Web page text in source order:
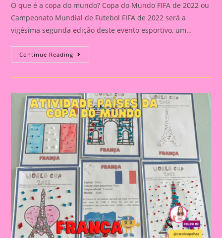
O que é a copa do mundo? Copa do Mundo FIFA de 2022 ou
Campeonato Mundial de Futebol FIFA de 2022 será a
vigésima segunda edição deste evento esportivo, um…
Continue Reading Conhecendo
Os
Da
Mundo
(Brasil
–
Parte
1)